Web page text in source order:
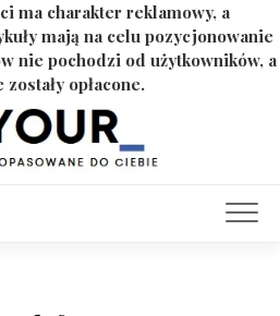
ma charakter reklamowy, a
mają na celu pozycjonowanie
nie pochodzi od użytkowników, a
opłacone.